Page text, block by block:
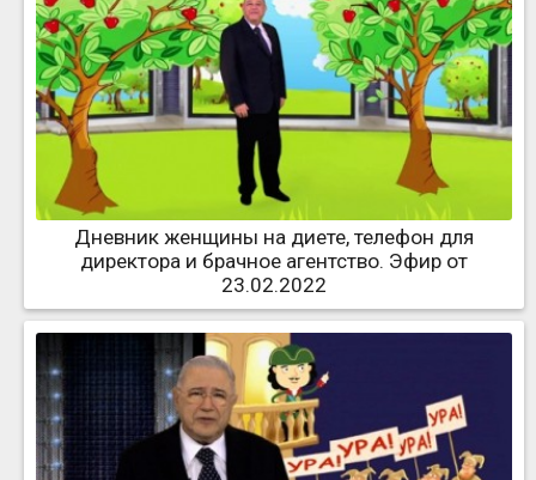
Дневник женщины на диете, телефон для
директора и брачное агентство. Эфир от
23.02.2022